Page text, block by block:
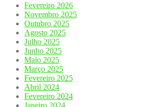
Fevereiro 2026
Novembro 2025
Outubro 2025
Agosto 2025
Julho 2025
Junho 2025
Maio 2025
Março 2025
Fevereiro 2025
Abril 2024
Fevereiro 2024
Janeiro 2024